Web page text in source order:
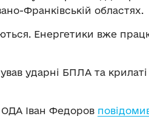
Франківській областях.
Енергетики вже
ударні БПЛА та крилаті
ОДА Іван Федоров